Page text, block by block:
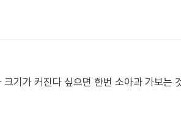
기가 커진다 싶으면 한번 소아과 가보는